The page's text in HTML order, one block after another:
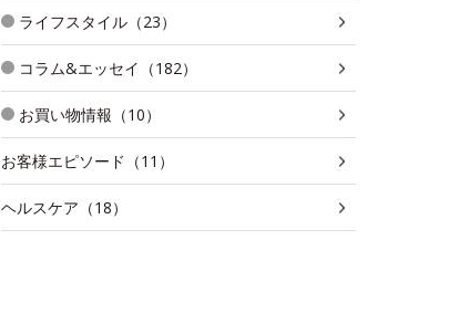
ライフスタイル（23）
コラム&エッセイ（182）
お買い物情報（10）
お客様エピソード（11）
ヘルスケア（18）